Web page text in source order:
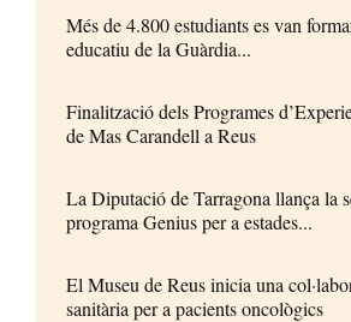
Més de 4.800 estudiants es van
educatiu de la Guàrdia...
Finalització dels Programes
de Mas Carandell a Reus
La Diputació de Tarragona llança la
programa Genius per a estades...
El Museu de Reus inicia una
sanitària per a pacients oncològics